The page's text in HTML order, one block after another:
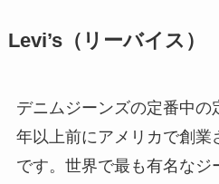
Levi’s（リーバイス）
デニムジーンズの定番中
年以上前にアメリカで創業
です。世界で最も有名なジ